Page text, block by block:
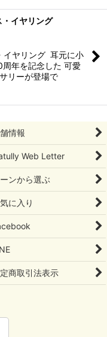
イヤリング
イヤリング 耳元に小
年を記念した 可愛
リーが登場で
情報
Web Letter
ンから選ぶ
に入り
商取引法表示